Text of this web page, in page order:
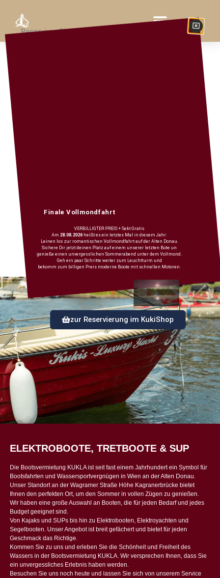
ELEKTROBOOTE, TRETBOOTE & SUP
Die Bootsvermietung KUKLA ist seit fast einem Jahrhundert ein Symbol für
Bootsfahrten und Wassersportvergnügen in Wien an der Alten Donau.
Unser Standort an der Wagramer Straße Höhe Kagranerbrücke bietet
Ihnen den perfekten Ort, um den Sommer in vollen Zügen zu genießen.
Wir haben eine große Auswahl an Booten, die für jeden Bedarf und jedes
Budget geeignet sind.
Von Kajaks und SUPs bis hin zu Elektrobooten, Elektroyachten und
Segelbooten. Unser Angebot ist breit gefächert und bietet für jeden
Geschmack das Richtige.
Kommen Sie zu uns und erleben Sie die Schönheit und Freiheit des
Wassers in der Bootsvermietung KUKLA. Wir versprechen Ihnen, dass Sie
ein unvergessliches Erlebnis haben werden.
Besuchen Sie uns noch heute und lassen Sie sich von unserem Service
Reserviren Sie jetzt schon ein Boot für das
Finale Vollmondfahrt
VERBILLIGTER PREIS + Sekt Gratis
Am 28.08.2026 heißt es ein letztes Mal in diesem Jahr:
Leinen los zur romantischen Vollmondfahrt auf der Alten Donau.
Sichere Dir jetzt deinen Platz auf einem unserer letzten Bote un
genieße einen unvergesslichen Sommerabend unter dem Vollmond.
Geh ein paar Schritte weiter zum Leuchtturm und
bekomm zum billigen Preis moderne Boote mit schnellen Motoren.
zur Reservierung im KukiShop